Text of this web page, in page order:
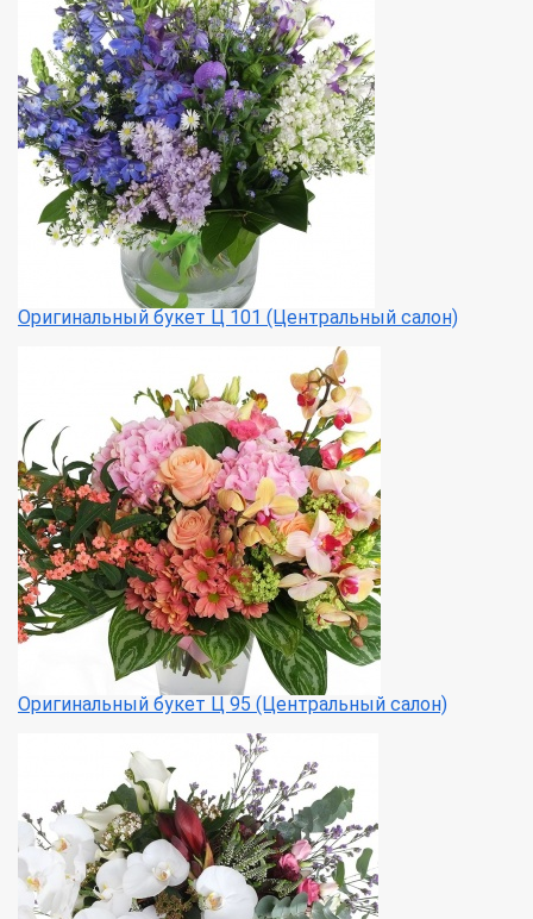
Оригинальный букет Ц 101 (Центральный салон)
Оригинальный букет Ц 95 (Центральный салон)